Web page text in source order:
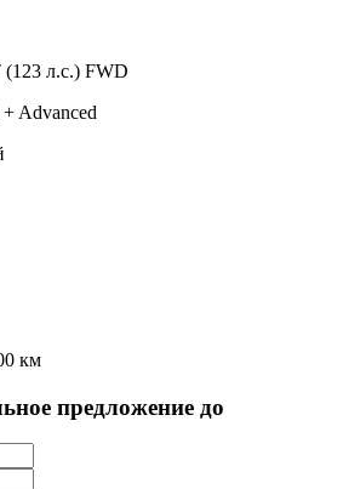
(123 л.с.) FWD
Advanced
км
предложение до